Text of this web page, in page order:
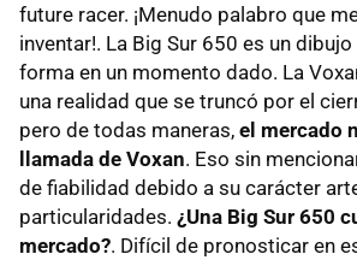
future racer. ¡Menudo palabro que
inventar!. La Big Sur 650 es un
forma en un momento dado. La
una realidad que se truncó por el
pero de todas maneras, el mercado
llamada de Voxan. Eso sin
de fiabilidad debido a su carácter
particularidades. ¿Una Big Sur 650
mercado?. Difícil de pronosticar en